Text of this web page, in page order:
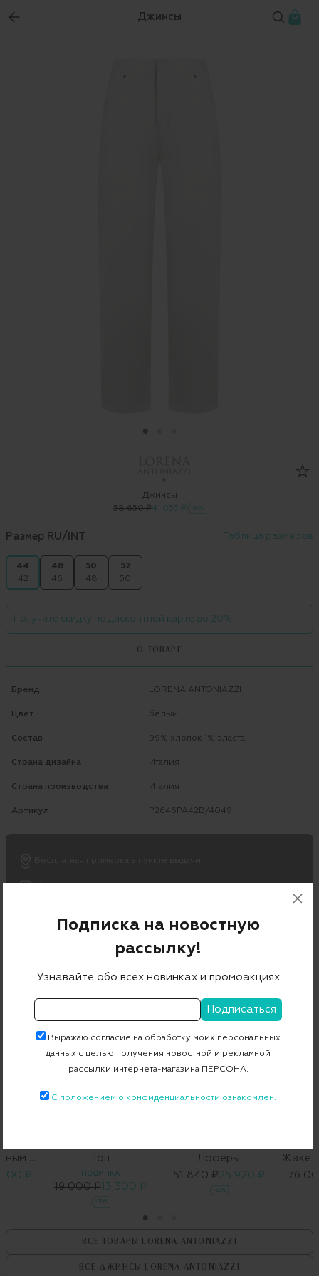
Джинсы
Джинсы
58 650 ₽41 055 ₽ -30%
Размер RU/INT Таблица размеров
44
42
48
46
50
48
52
50
Получите скидку по дисконтной карте до 20%
О ТОВАРЕ
Бренд LORENA ANTONIAZZI
Цвет белый
Состав 99% хлопок 1% эластан
Страна дизайна Италия
Страна производства Италия
Артикул P2646PA42B/4049
Примерка при доставке торговым представителем
С ЧЕМ НОСИТЬ
₽
Топ
НОВИНКА
19 000 ₽13 300 ₽
-30%
Лоферы
51 840 ₽ 25 920 ₽
-50%
76
ВСЕ ТОВАРЫ LORENA ANTONIAZZI
ВСЕ ДЖИНСЫ LORENA ANTONIAZZI
Подписка на новостную
рассылку!
Узнавайте обо всех новинках и промоакциях
Выражаю согласие на обработку моих персональных
данных с целью получения новостной и рекламной
рассылки интернета-магазина ПЕРСОНА.
С положением о конфиденциальности ознакомлен.